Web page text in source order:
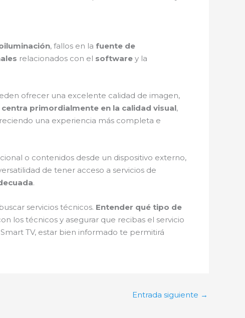
, fallos en la fuente de
relacionados con el software y la
ofrecer una excelente calidad de imagen,
centra primordialmente en la calidad visual,
una experiencia más completa e
o contenidos desde un dispositivo externo,
de tener acceso a servicios de
.
servicios técnicos. Entender qué tipo de
los técnicos y asegurar que recibas el servicio
TV, estar bien informado te permitirá
Entrada siguiente →